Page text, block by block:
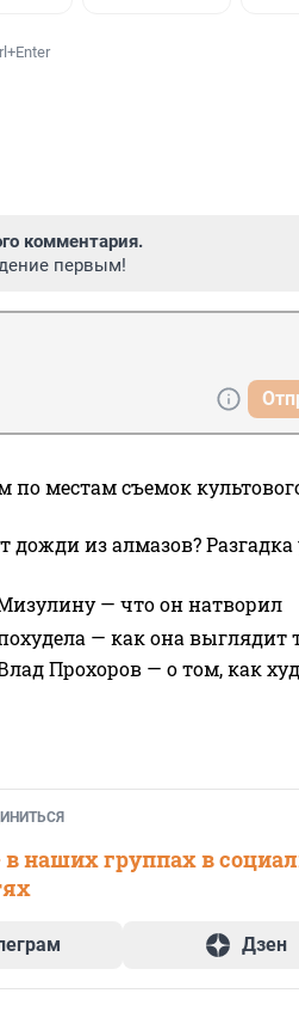
комментария.
первым!
по местам съемок
из алмазов?
— что он натворил
— как она выглядит
Прохоров — о том, как
наших группах в
Дзен